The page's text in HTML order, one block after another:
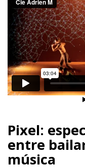
Pixel:
entre
música